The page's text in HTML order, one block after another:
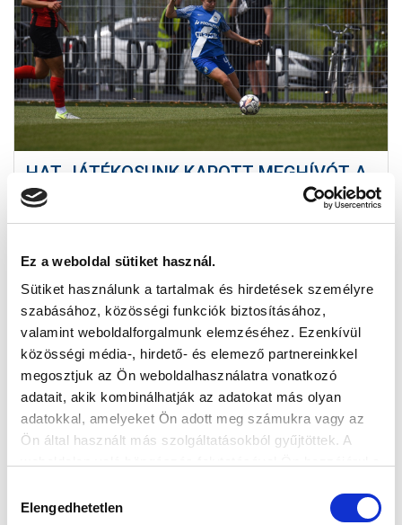
Ez a weboldal sütiket használ.
Sütiket használunk a tartalmak és hirdetések személyre
szabásához, közösségi funkciók biztosításához,
valamint weboldalforgalmunk elemzéséhez. Ezenkívül
közösségi média-, hirdető- és elemező partnereinkkel
megosztjuk az Ön weboldalhasználatra vonatkozó
adatait, akik kombinálhatják az adatokat más olyan
adatokkal, amelyeket Ön adott meg számukra vagy az
Ön által használt más szolgáltatásokból gyűjtöttek. A
kiválasztása
Elengedhetetlen
HAT JÁTÉKOSUNK KAPOTT MEGHÍVÓT A
MAGYAR VÁLOGATOTT EDZŐTÁBORÁBA